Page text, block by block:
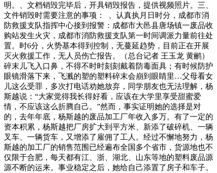
明。、文档销毁完毕后，开具销毁报告，提供视频照片。三、
文件销毁时需要注意的事项： 、认真执月日时分，成都市消
防救援支队指挥中心接到报警：成都市大邑县唐场镇一废品收
购站发生火灾，成都市消防救援支队第一时间调派力量前往处
置。时6分，火势基本得到控制，无蔓延趋势，目前正在开展
灭火救援工作，无人员伤亡报告。（总台记者 王玉龙 黄鹂）
碎末儿飞入口鼻，不得不时时刻刻戴着防毒面具；有时候防护
眼镜滑落下来，飞溅的塑的塑料碎末会崩到眼睛里…父母看女
儿这么受罪，多次打电话劝她放弃，同学朋友也无法理解，杨
斯越说：“大家觉得我长得好看，应该在大学里享受甜蜜爱
情，不应该这么折腾自己。”然而，事实证明她的选择是对
的，去年年底，杨斯越的废品加工厂年收入多万。有了一定的
资本积累，杨斯越把厂房扩大到平方米、新添了破碎机、一辆
叉车、一辆货车，又增添了雇佣了工人。经过不懈地努力，杨
斯越的加工厂的销售范围已经遍布全国多个省市，货源地也不
仅限于合肥，每天都有江、浙、湖北、山东等地的塑料废品源
源不断的运来。事业稳定之后，她给自己添置了房子和车子。